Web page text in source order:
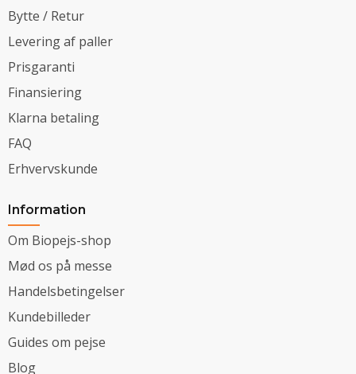
Bytte / Retur
Levering af paller
Prisgaranti
Finansiering
Klarna betaling
FAQ
Erhvervskunde
Information
Om Biopejs-shop
Mød os på messe
Handelsbetingelser
Kundebilleder
Guides om pejse
Blog